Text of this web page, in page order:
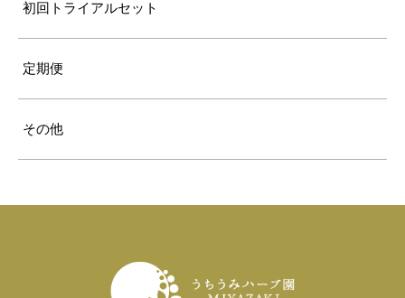
初回トライアルセット
定期便
その他